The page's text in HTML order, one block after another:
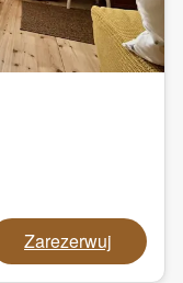
Zarezerwuj